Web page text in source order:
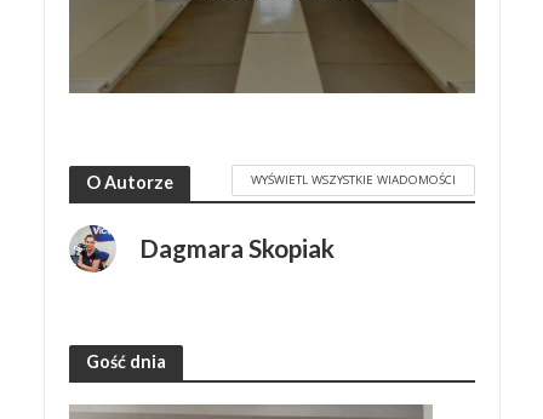
O Autorze WYŚWIETL WSZYSTKIE WIADOMOŚCI
Dagmara Skopiak
Gość dnia